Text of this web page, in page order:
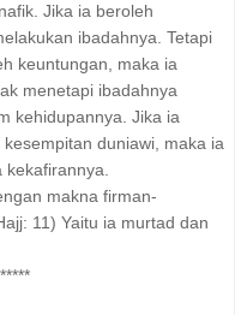
Jika ia beroleh
ibadahnya. Tetapi
keuntungan, maka ia
menetapi ibadahnya
kehidupannya. Jika ia
duniawi, maka ia
makna firman-
11) Yaitu ia murtad dan